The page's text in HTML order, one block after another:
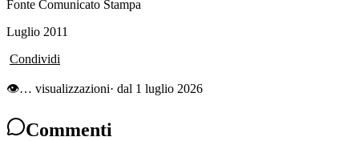
Fonte Comunicato Stampa
Luglio 2011
Condividi
👁… visualizzazioni· dal 1 luglio 2026
Commenti